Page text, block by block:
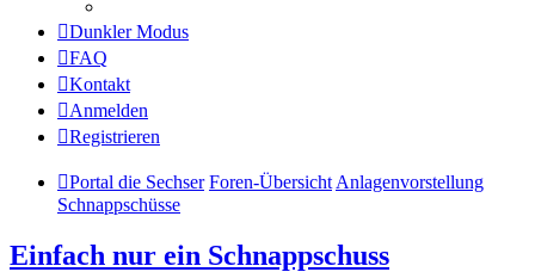
Dunkler Modus
FAQ
Kontakt
Anmelden
Registrieren
Portal die Sechser Foren-Übersicht Anlagenvorstellung
Schnappschüsse
Einfach nur ein Schnappschuss